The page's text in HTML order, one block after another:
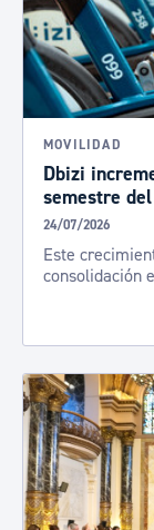
MOVILIDAD
Dbizi
semestre
24/07/2026
Este
consolidación